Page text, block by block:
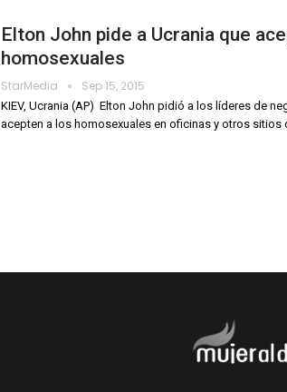
Elton John pide a Ucrania que
homosexuales
StarMedia Sep 15, 2015
KIEV, Ucrania (AP)  Elton John pidió a los líderes de
acepten a los homosexuales en oficinas y otros sitios